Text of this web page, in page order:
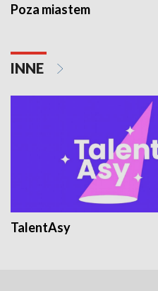
Poza miastem
INNE
TalentAsy